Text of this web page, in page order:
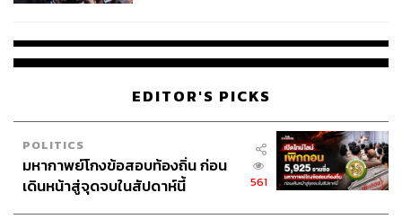
EDITOR'S PICKS
POLITICS
มหากาพย์โกงข้อสอบท้องถิ่น ก่อน
เดินหน้าสู่จุดจบในสัปดาห์นี้
561